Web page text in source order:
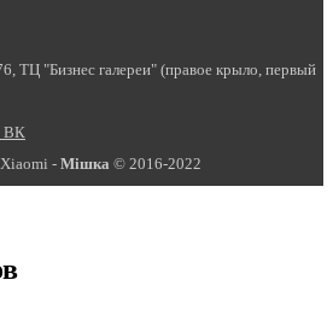
ТЦ "Бизнес галереи" (правое крыло, первый
Xiaomi - Miшка © 2016-2022